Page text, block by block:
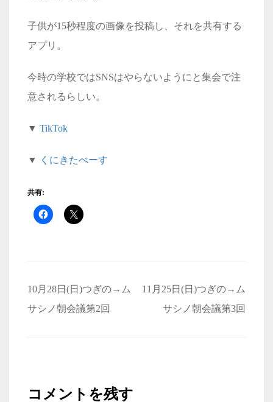
子供が15秒程度の画像を投稿し、それを共有する
アプリ。
今時の学校ではSNSはやらないようにと集会で注
意されるらしい。
▼ TikTok
▼ くにきたべーす
共有:
投
稿
ー
10月28日(日)つぎの→ム
サシノ朝会議第2回
11月25日(日)つぎの→ム
サシノ朝会議第3回
コメントを残す